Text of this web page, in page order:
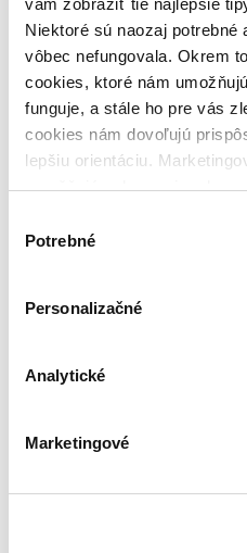
Niektoré sú naozaj
vôbec nefungovala. Okrem
cookies, ktoré nám
funguje, a stále ho pre vás
cookies nám dovoľujú
lepšiu orientáciu.
umožňujú zobrazenie
keby sme mohli používať
súhlasu
Potrebné
Personalizačné
Analytické
Marketingové